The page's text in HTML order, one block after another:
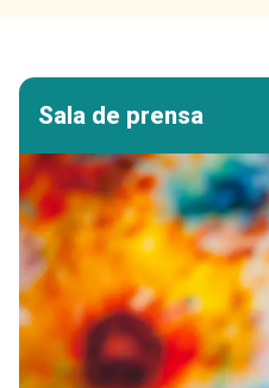
Sala de prensa